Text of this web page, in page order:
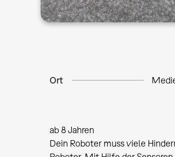
Ort
ab 8 Jahren
Dein Roboter muss viele